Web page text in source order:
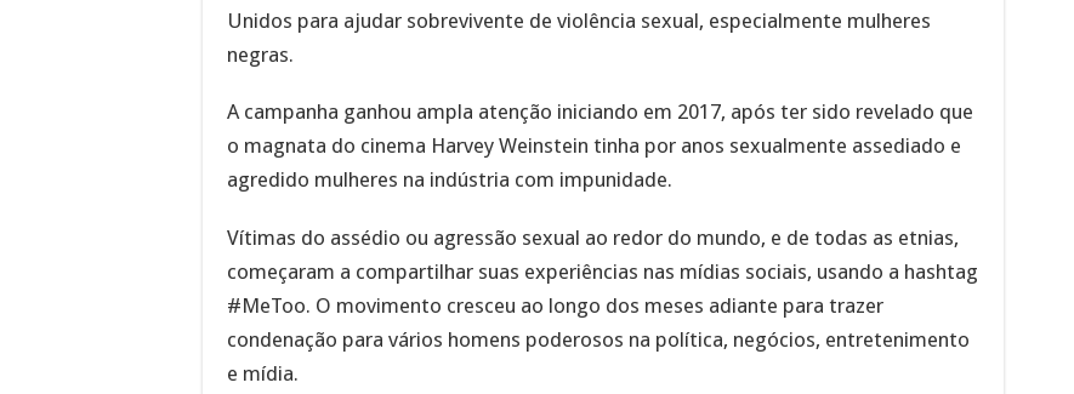
Unidos para ajudar sobrevivente de violência sexual, especialmente mulheres
negras.
A campanha ganhou ampla atenção iniciando em 2017, após ter sido revelado que
o magnata do cinema Harvey Weinstein tinha por anos sexualmente assediado e
agredido mulheres na indústria com impunidade.
Vítimas do assédio ou agressão sexual ao redor do mundo, e de todas as etnias,
começaram a compartilhar suas experiências nas mídias sociais, usando a hashtag
#MeToo. O movimento cresceu ao longo dos meses adiante para trazer
condenação para vários homens poderosos na política, negócios, entretenimento
e mídia.